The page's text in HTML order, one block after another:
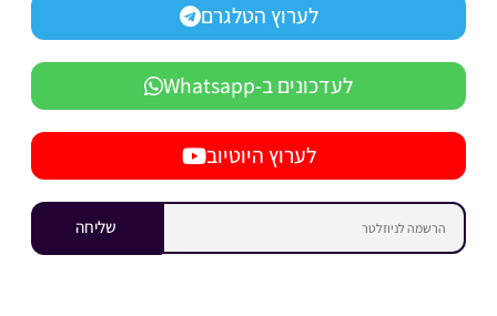
לערוץ הטלגרם
לעדכונים ב-Whatsapp
לערוץ היוטיוב
שליחה